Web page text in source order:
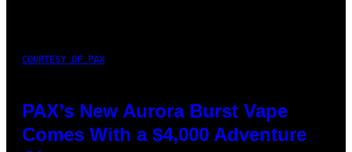
COURTESY OF PAX
PAX’s New Aurora Burst Vape
Comes With a $4,000 Adventure